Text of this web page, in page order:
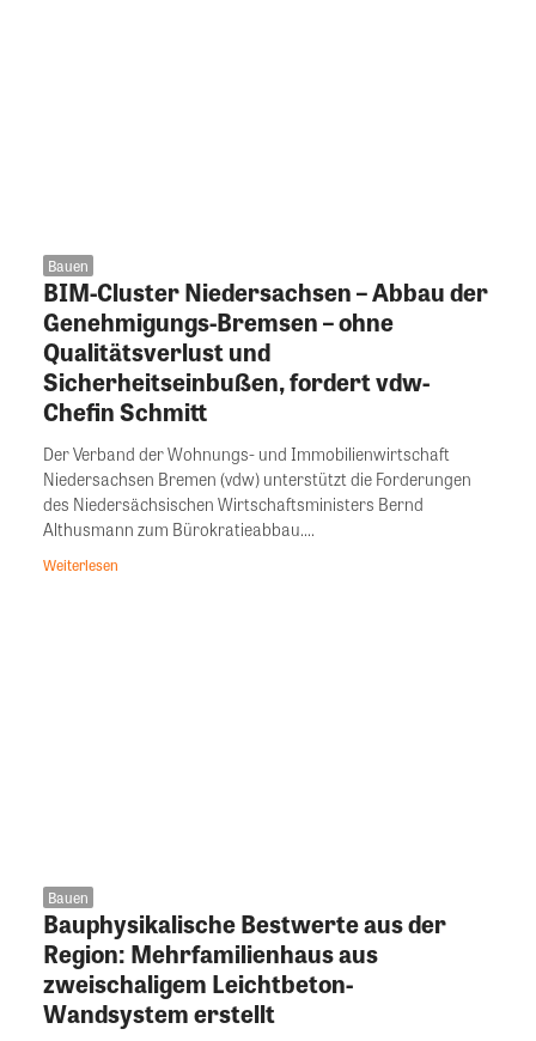
Bauen
BIM-Cluster Niedersachsen – Abbau der
Genehmigungs-Bremsen – ohne
Qualitätsverlust und
Sicherheitseinbußen, fordert vdw-
Chefin Schmitt
Der Verband der Wohnungs- und Immobilienwirtschaft
Niedersachsen Bremen (vdw) unterstützt die Forderungen
des Niedersächsischen Wirtschaftsministers Bernd
Althusmann zum Bürokratieabbau....
Weiterlesen
Bauen
Bauphysikalische Bestwerte aus der
Region: Mehrfamilienhaus aus
zweischaligem Leichtbeton-
Wandsystem erstellt